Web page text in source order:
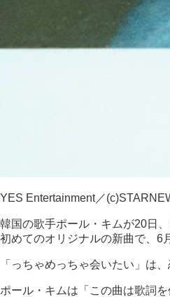
YES Entertainment／
韓国の歌手ポール・キムが20日
初めてのオリジナルの新曲で、6
「っちゃめっちゃ会いたい」は
ポール・キムは「この曲は歌詞